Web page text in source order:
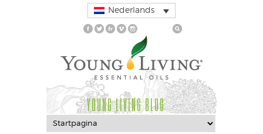
Nederlands
YOUNG LIVING BLOG